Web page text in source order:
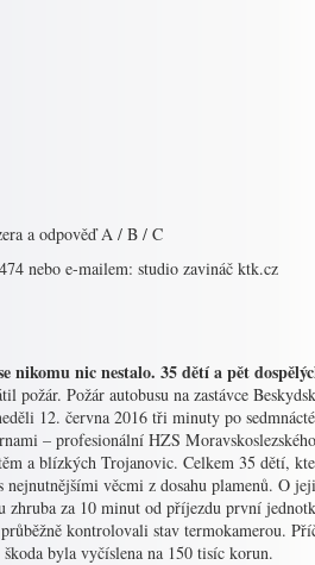
a odpověď A / B / C
nebo e-mailem: studio zavináč ktk.cz
nikomu nic nestalo. 35 dětí a pět
požár. Požár autobusu na zastávce
12. června 2016 tři minuty po
– profesionální HZS
a blízkých Trojanovic. Celkem 35 dětí,
věcmi z dosahu plamenů. O
zhruba za 10 minut od příjezdu první
kontrolovali stav termokamerou.
byla vyčíslena na 150 tisíc korun.